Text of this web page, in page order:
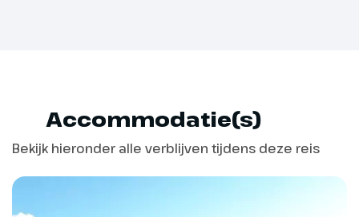
winterlandschap rondom
Westendorf.
Accommodatie(s)
Bekijk hieronder alle verblijven tijdens deze reis
Voor onderweg: lichtgewicht rugtas,
thermoskan/waterfles en zonnebrand
(vergeet niet dat op hoogte de zon sterker